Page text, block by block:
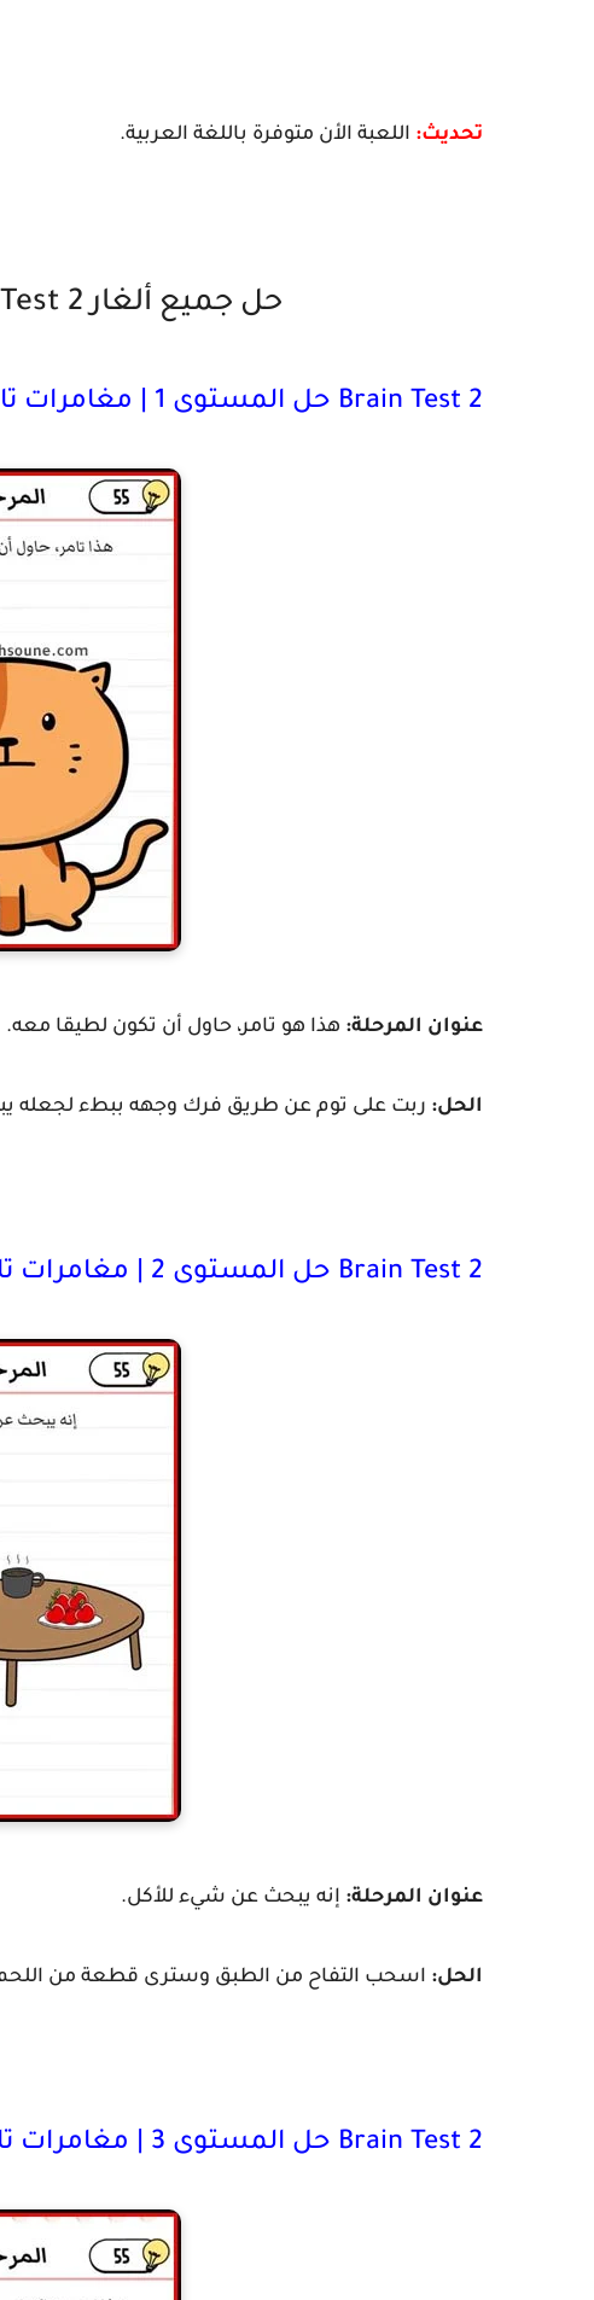
تحديث: اللعبة الأن متوفرة باللغة العربية.
حل جميع ألغار Brain Test 2 | مغامرات تامر
Brain Test 2 حل المستوى 1 | مغامرات تامر
عنوان المرحلة: هذا هو تامر، حاول أن تكون لطيقا معه.
الحل: ربت على توم عن طريق فرك وجهه ببطء لجعله
Brain Test 2 حل المستوى 2 | مغامرات تامر
عنوان المرحلة: إنه يبحث عن شيء للأكل.
الحل: اسحب التفاح من الطبق وسترى قطعة من
Brain Test 2 حل المستوى 3 | مغامرات تامر